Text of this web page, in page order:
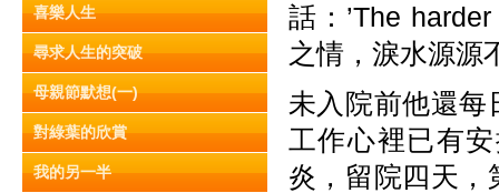
喜樂人生
尋求人生的突破
母親節默想(一)
對綠葉的欣賞
我的另一半
話：’The
之情，淚水源源
未入院前他還每
工作心裡已有
炎，留院四天，